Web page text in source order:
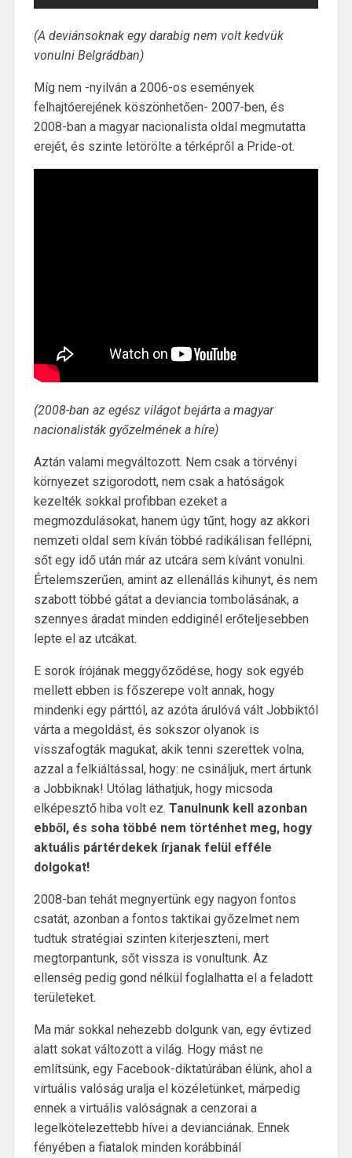
(A deviánsoknak egy darabig nem volt kedvük
vonulni Belgrádban)
Míg nem -nyilván a 2006-os események
felhajtóerejének köszönhetően- 2007-ben, és
2008-ban a magyar nacionalista oldal megmutatta
erejét, és szinte letörölte a térképről a Pride-ot.
(2008-ban az egész világot bejárta a magyar
nacionalisták győzelmének a híre)
Aztán valami megváltozott. Nem csak a törvényi
környezet szigorodott, nem csak a hatóságok
kezelték sokkal profibban ezeket a
megmozdulásokat, hanem úgy tűnt, hogy az akkori
nemzeti oldal sem kíván többé radikálisan fellépni,
sőt egy idő után már az utcára sem kívánt vonulni.
Értelemszerűen, amint az ellenállás kihunyt, és nem
szabott többé gátat a deviancia tombolásának, a
szennyes áradat minden eddiginél erőteljesebben
lepte el az utcákat.
E sorok írójának meggyőződése, hogy sok egyéb
mellett ebben is főszerepe volt annak, hogy
mindenki egy párttól, az azóta árulóvá vált Jobbiktól
várta a megoldást, és sokszor olyanok is
visszafogták magukat, akik tenni szerettek volna,
azzal a felkiáltással, hogy: ne csináljuk, mert ártunk
a Jobbiknak! Utólag láthatjuk, hogy micsoda
elképesztő hiba volt ez. Tanulnunk kell azonban
ebből, és soha többé nem történhet meg, hogy
aktuális pártérdekek írjanak felül efféle
dolgokat!
2008-ban tehát megnyertünk egy nagyon fontos
csatát, azonban a fontos taktikai győzelmet nem
tudtuk stratégiai szinten kiterjeszteni, mert
megtorpantunk, sőt vissza is vonultunk. Az
ellenség pedig gond nélkül foglalhatta el a feladott
területeket.
Ma már sokkal nehezebb dolgunk van, egy évtized
alatt sokat változott a világ. Hogy mást ne
említsünk, egy Facebook-diktatúrában élünk, ahol a
virtuális valóság uralja el közéletünket, márpedig
ennek a virtuális valóságnak a cenzorai a
legelkötelezettebb hívei a devianciának. Ennek
fényében a fiatalok minden korábbinál